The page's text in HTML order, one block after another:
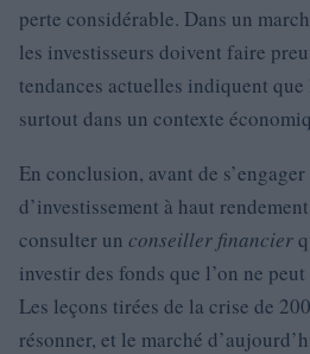
perte considérable. Dans un
les investisseurs doivent faire
tendances actuelles indiquent que
surtout dans un contexte
En conclusion, avant de
d’investissement à haut
consulter un conseiller financier
investir des fonds que l’on ne
Les leçons tirées de la crise de
résonner, et le marché